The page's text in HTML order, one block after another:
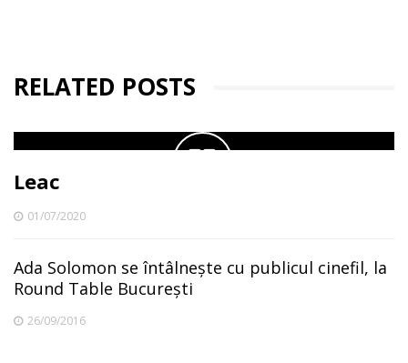
RELATED POSTS
Leac
01/07/2020
Ada Solomon se întâlnește cu publicul cinefil, la
Round Table București
26/09/2016